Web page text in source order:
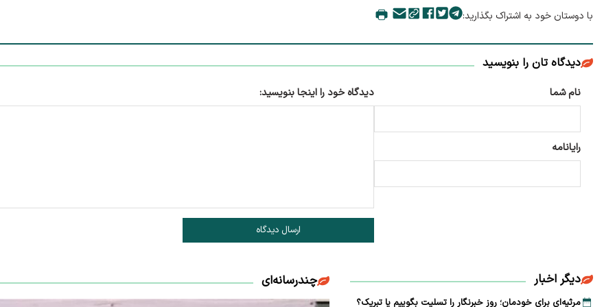
با دوستان خود به اشتراک بگذارید:
دیدگاه تان را بنویسید
نام شما
رایانامه
دیدگاه خود را اینجا بنویسید:
ارسال دیدگاه
دیگر اخبار
مرثیه‌ای برای خودمان؛ روز خبرنگار را تسلیت بگوییم یا تبریک؟
چندرسانه‌ای